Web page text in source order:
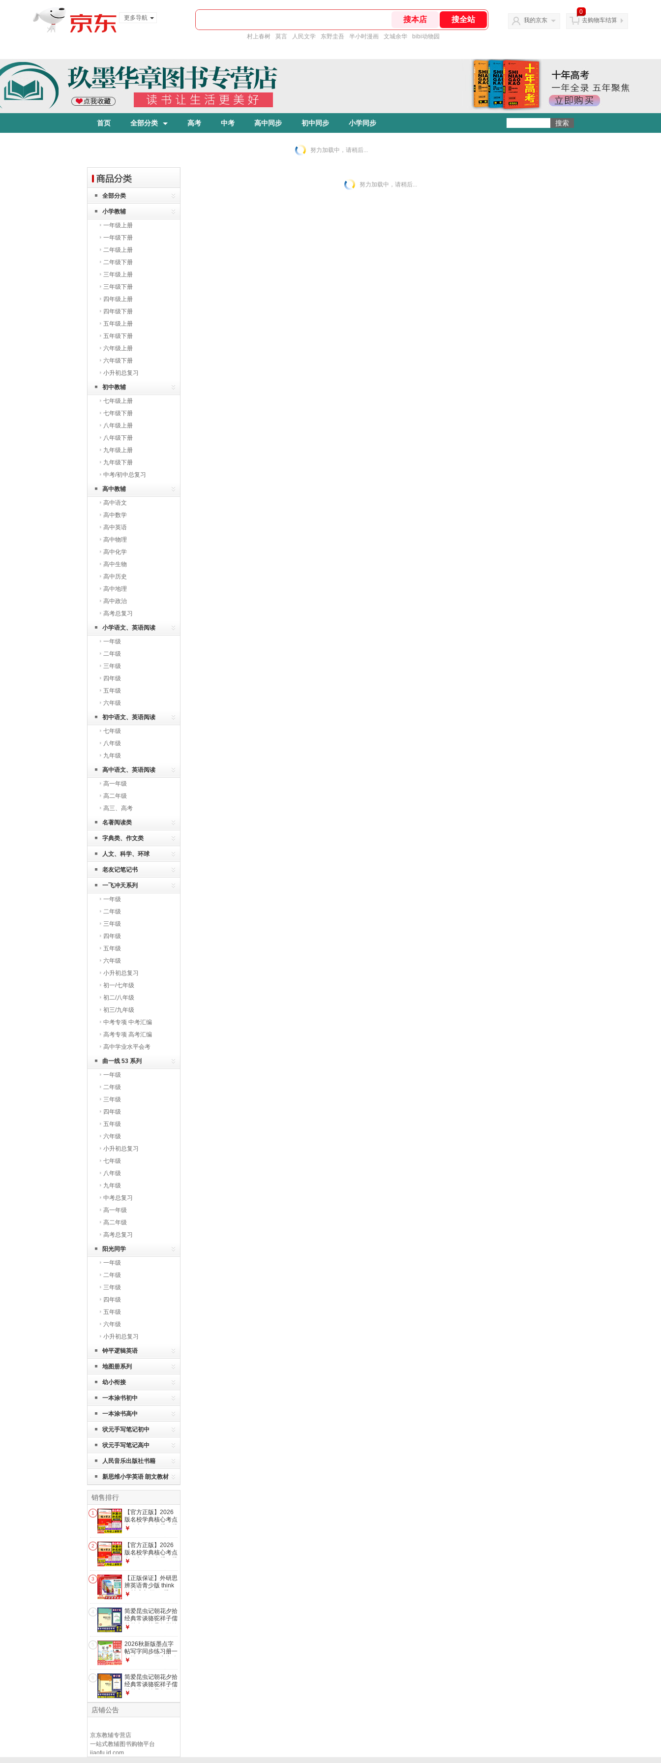
更多导航
村上春树 莫言 人民文学 东野圭吾 半小时漫画 文城余华 bibi动物园
我的京东
0
去购物车结算
首页 全部分类 高考 中考 高中同步 初中同步 小学同步
努力加载中，请稍后...
全部分类
小学教辅
一年级上册
一年级下册
二年级上册
二年级下册
三年级上册
三年级下册
四年级上册
四年级下册
五年级上册
五年级下册
六年级上册
六年级下册
小升初总复习
初中教辅
七年级上册
七年级下册
八年级上册
八年级下册
九年级上册
九年级下册
中考/初中总复习
高中教辅
高中语文
高中数学
高中英语
高中物理
高中化学
高中生物
高中历史
高中地理
高中政治
高考总复习
小学语文、英语阅读
一年级
二年级
三年级
四年级
五年级
六年级
初中语文、英语阅读
七年级
八年级
九年级
高中语文、英语阅读
高一年级
高二年级
高三、高考
名著阅读类
字典类、作文类
人文、科学、环球
老友记笔记书
一飞冲天系列
一年级
二年级
三年级
四年级
五年级
六年级
小升初总复习
初一/七年级
初二/八年级
初三/九年级
中考专项 中考汇编
高考专项 高考汇编
高中学业水平会考
曲一线 53 系列
一年级
二年级
三年级
四年级
五年级
六年级
小升初总复习
七年级
八年级
九年级
中考总复习
高一年级
高二年级
高考总复习
阳光同学
一年级
二年级
三年级
四年级
五年级
六年级
小升初总复习
钟平逻辑英语
地图册系列
幼小衔接
一本涂书初中
一本涂书高中
状元手写笔记初中
状元手写笔记高中
人民音乐出版社书籍
新思维小学英语 朗文教材
销售排行
1
【官方正版】2026
版名校学典核心考点
七八九年级上册下册
学真题汇编试题精选
模拟卷压轴题专题阶
梯训练湖北中考数学
复习资料 【2026】
七上数学(带纸质答
案)
￥
2
【官方正版】2026
版名校学典核心考点
七八九年级上册下册
学真题汇编试题精选
模拟卷压轴题专题阶
梯训练湖北中考数学
复习资料 【2026】
八上数学(带纸质答
案)
￥
3
【正版保证】外研思
辨英语青少版 think
教材 入门级AB册
版 大猫英语分级阅
读 原剑桥Think教材
中学生少儿英语培训
教材新拓展系列 外
研思辨英语-2A【学
生用书+练习册】
￥
4
简爱昆虫记朝花夕拾
经典常谈骆驼祥子儒
林外史钢铁是怎样炼
首红岩红星照耀中国
整本书阅读任务书修
订版 重庆出版社 初
中课外阅读名著配人
教版 初中正版读物
名著阅读课程化丛书
朝花夕拾
￥
5
2026秋新版墨点字
帖写字同步练习册一
年级二三四五六七八
帖同步写字课课练人
教版中小学生硬笔控
笔训练荆霄鹏 写字
同步练习册 五年级
上册
￥
6
简爱昆虫记朝花夕拾
经典常谈骆驼祥子儒
林外史钢铁是怎样炼
教版 初中正版读物
名著阅读课程化丛书
￥
店铺公告
京东教辅专营店
一站式教辅图书购物平台
jiaofu.jd.com
努力加载中，请稍后...